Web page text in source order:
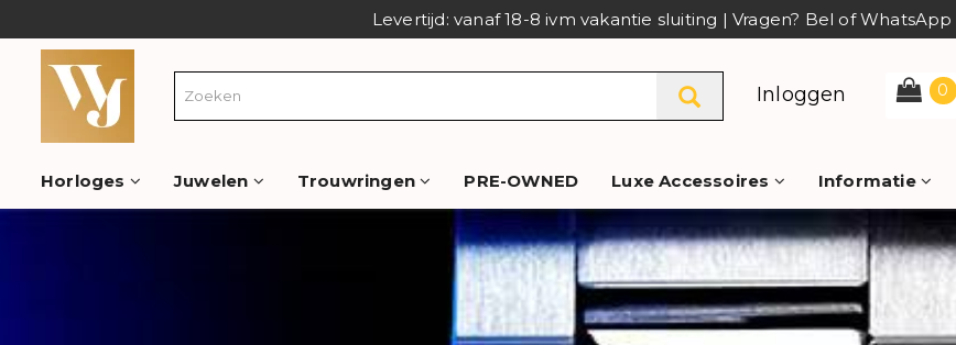
Levertijd: vanaf 18-8 ivm vakantie sluiting | Vragen? Bel of
Inloggen 0
Horloges Juwelen Trouwringen PRE-OWNED Luxe Accessoires Informatie